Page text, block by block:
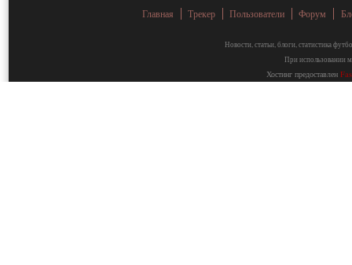
Главная Трекер Пользователи Форум
Новости, статьи, блоги, статистика
При использовании
Хостинг предоставлен